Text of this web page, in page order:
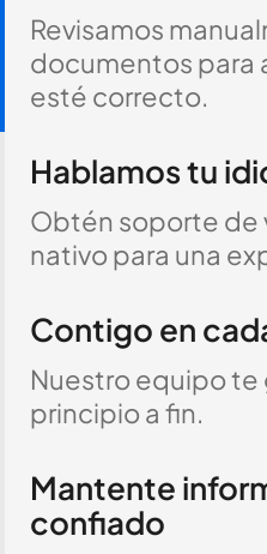
Revisamos
documentos para
esté correcto.
Hablamos tu
Obtén soporte de
nativo para una
Contigo en
Nuestro equipo te
principio a fin.
Mantente
confiado